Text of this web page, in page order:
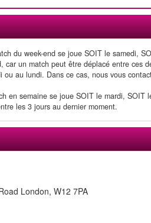
du week-end se joue SOIT le samedi,
car un match peut être déplacé entre ces
ou au lundi. Dans ce cas, nous vous
en semaine se joue SOIT le mardi, SOIT
les 3 jours au dernier moment.
London, W12 7PA